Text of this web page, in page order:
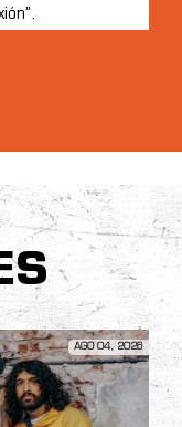
AGO 04, 2026